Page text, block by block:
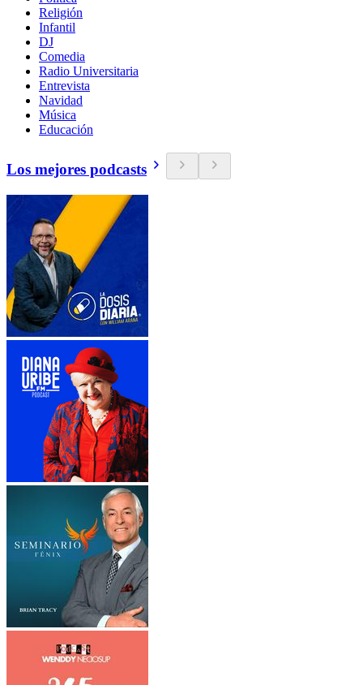
Religión
Infantil
DJ
Comedia
Radio Universitaria
Entrevista
Navidad
Música
Educación
Los mejores podcasts